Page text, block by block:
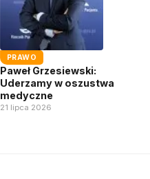
PRAWO
Paweł Grzesiewski:
Uderzamy w oszustwa
medyczne
21 lipca 2026